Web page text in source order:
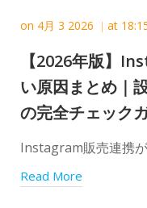
on 4月 3 2026 | at
【2026年版】
い原因まとめ｜
の完全チェック
Instagram販売連携
Read More